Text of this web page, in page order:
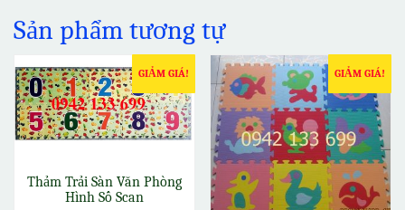
Sản phẩm tương tự
GIẢM GIÁ!
Thảm Trải Sàn Văn Phòng
Hình Số Scan
GIẢM GIÁ!